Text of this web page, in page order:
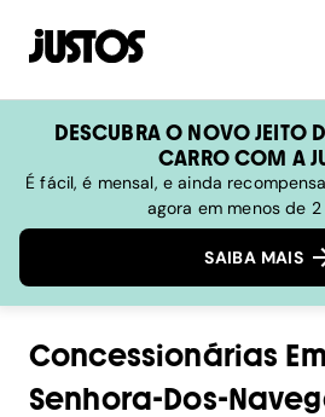
DESCUBRA O NOVO JEITO
CARRO COM A
É fácil, é mensal, e ainda
agora em menos de
SAIBA MAIS
Concessionárias Em
Senhora-Dos-